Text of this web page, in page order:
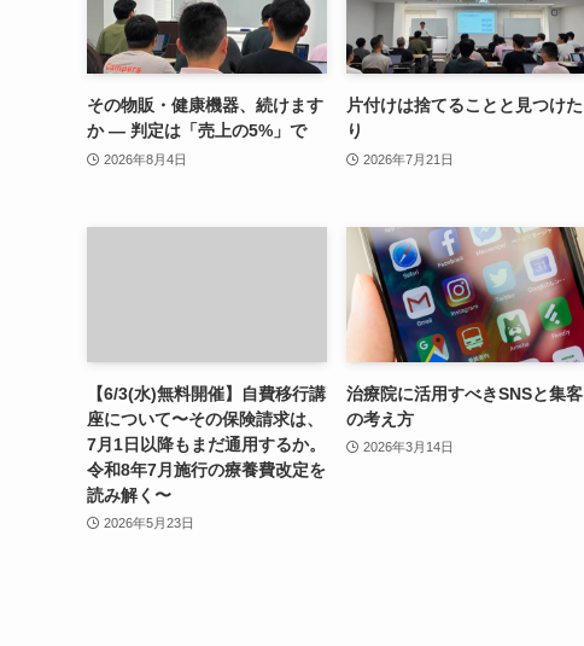
その物販・健康機器、続けます
か — 判定は「売上の5%」で
2026年8月4日
片付けは捨てることと見つけた
り
2026年7月21日
【6/3(水)無料開催】自費移行講
座について〜その保険請求は、
7月1日以降もまだ通用するか。
令和8年7月施行の療養費改定を
読み解く〜
2026年5月23日
治療院に活用すべきSNSと集客
の考え方
2026年3月14日